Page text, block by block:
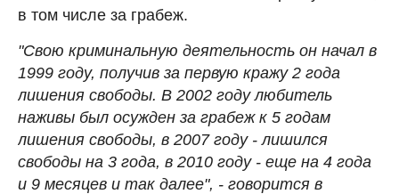
в том числе за грабеж.
"Свою криминальную деятельность он начал в
1999 году, получив за первую кражу 2 года
лишения свободы. В 2002 году любитель
наживы был осужден за грабеж к 5 годам
лишения свободы, в 2007 году - лишился
свободы на 3 года, в 2010 году - еще на 4 года
и 9 месяцев и так далее", - говорится в